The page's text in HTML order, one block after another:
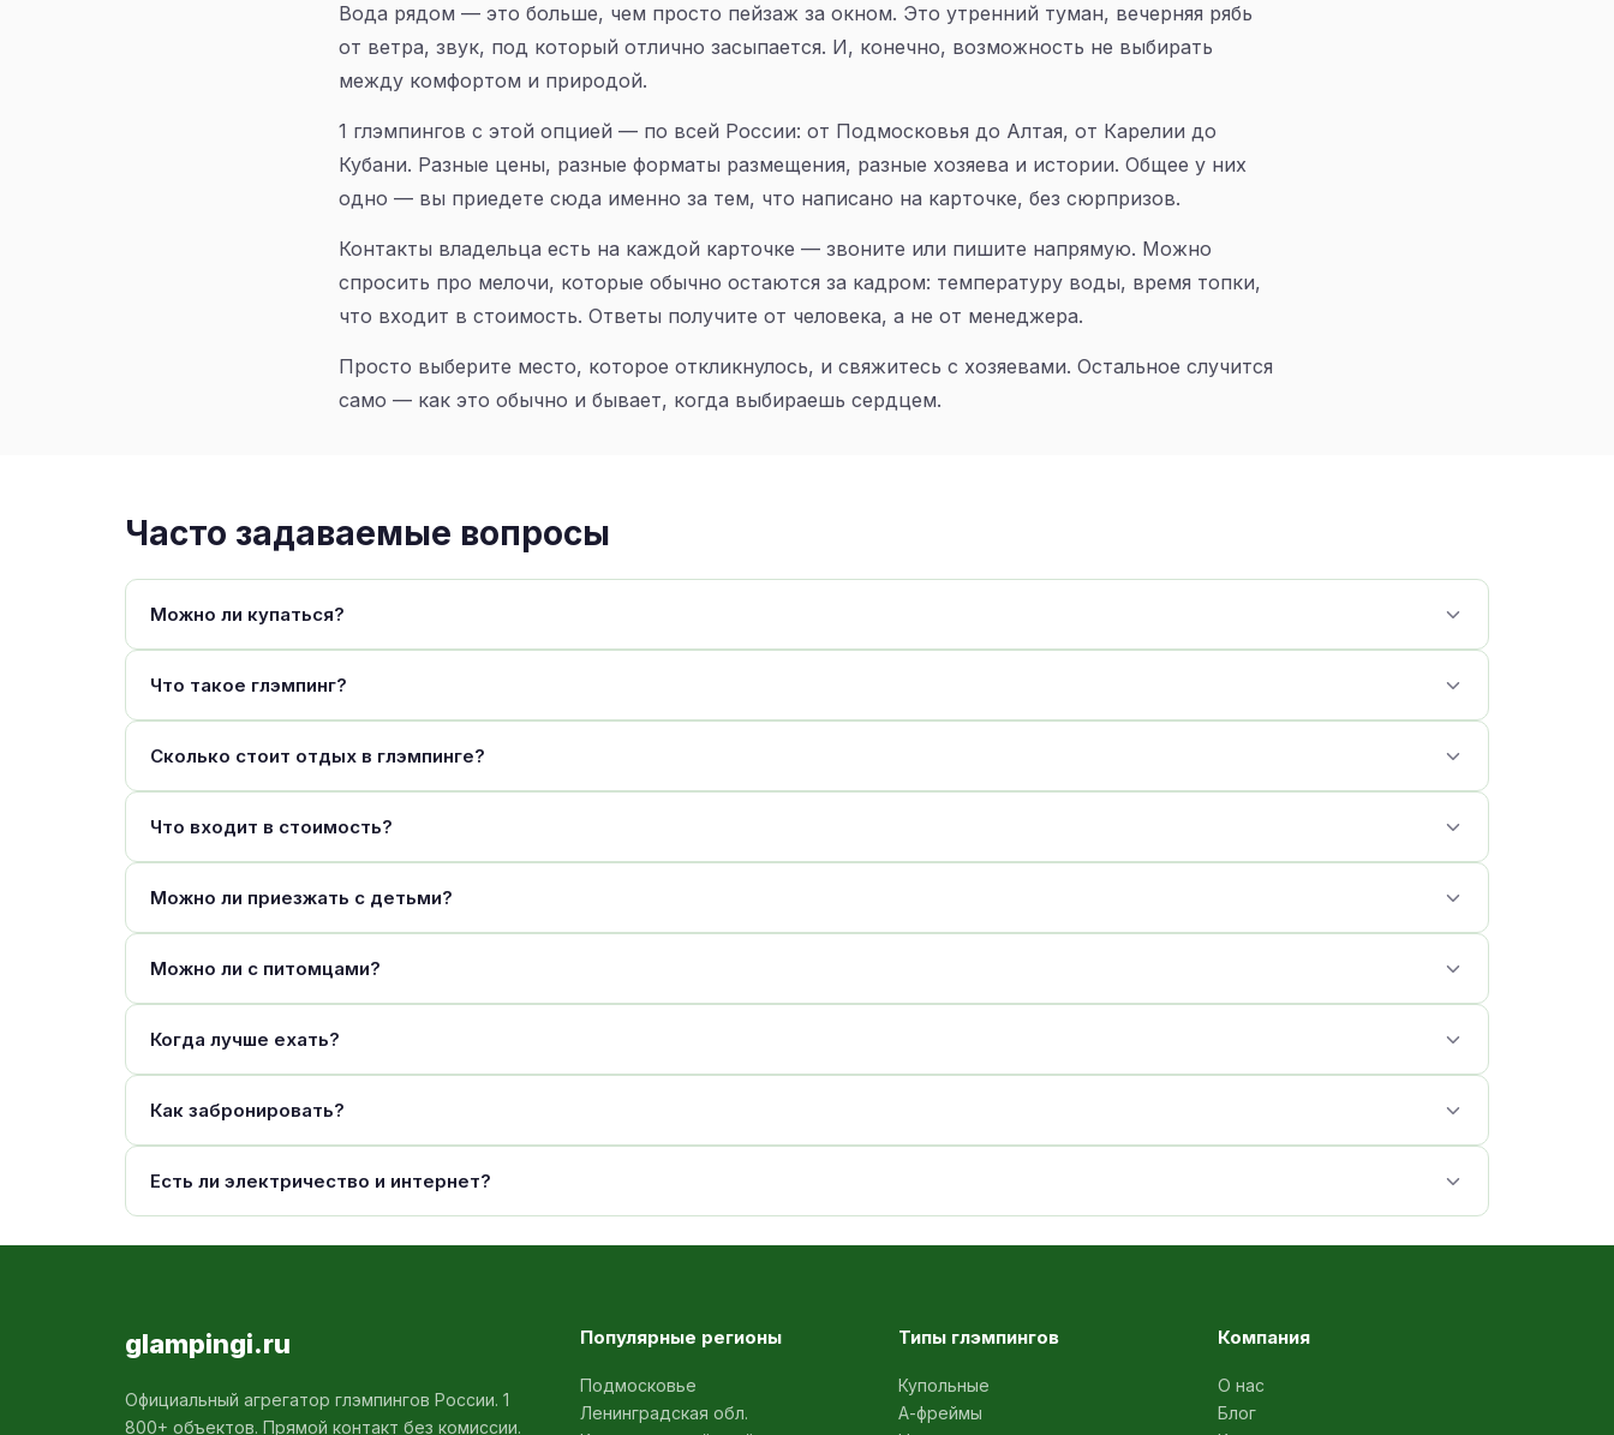
Вода рядом — это больше, чем просто пейзаж за окном. Это утренний туман, вечерняя рябь
от ветра, звук, под который отлично засыпается. И, конечно, возможность не выбирать
между комфортом и природой.
1 глэмпингов с этой опцией — по всей России: от Подмосковья до Алтая, от Карелии до
Кубани. Разные цены, разные форматы размещения, разные хозяева и истории. Общее у них
одно — вы приедете сюда именно за тем, что написано на карточке, без сюрпризов.
Контакты владельца есть на каждой карточке — звоните или пишите напрямую. Можно
спросить про мелочи, которые обычно остаются за кадром: температуру воды, время топки,
что входит в стоимость. Ответы получите от человека, а не от менеджера.
Просто выберите место, которое откликнулось, и свяжитесь с хозяевами. Остальное случится
само — как это обычно и бывает, когда выбираешь сердцем.
Часто задаваемые вопросы
Можно ли купаться?
Что такое глэмпинг?
Сколько стоит отдых в глэмпинге?
Что входит в стоимость?
Можно ли приезжать с детьми?
Можно ли с питомцами?
Когда лучше ехать?
Как забронировать?
Есть ли электричество и интернет?
glampingi.ru
Официальный агрегатор глэмпингов России. 1
800+ объектов. Прямой контакт без комиссии.
Популярные регионы
Подмосковье
Ленинградская обл.
Типы глэмпингов
Купольные
А-фреймы
Компания
О нас
Блог